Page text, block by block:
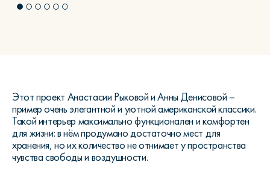
Этот проект Анастасии Рыковой и Анны Денисовой –
пример очень элегантной и уютной американской классики.
Такой интерьер максимально функционален и комфортен
для жизни: в нём продумано достаточно мест для
хранения, но их количество не отнимает у пространства
чувства свободы и воздушности.